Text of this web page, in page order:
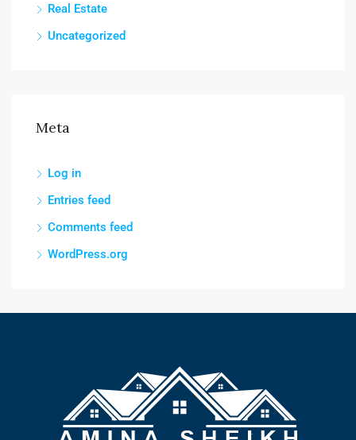
Real Estate
Uncategorized
Meta
Log in
Entries feed
Comments feed
WordPress.org